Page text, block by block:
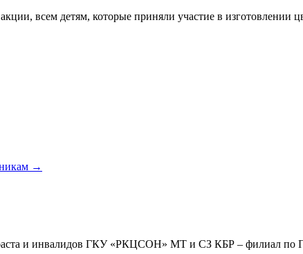
всем детям, которые приняли участие в изготовлении
→
и инвалидов ГКУ «РКЦСОН» МТ и СЗ КБР – филиал по